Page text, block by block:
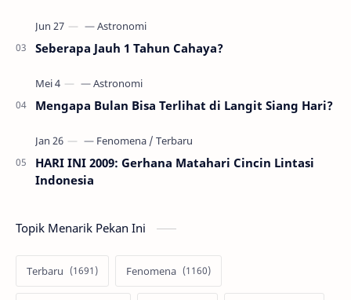
Seberapa Jauh 1 Tahun Cahaya?
Mengapa Bulan Bisa Terlihat di Langit Siang Hari?
HARI INI 2009: Gerhana Matahari Cincin Lintasi
Indonesia
Topik Menarik Pekan Ini
Terbaru Fenomena